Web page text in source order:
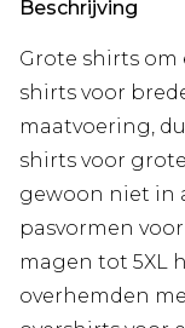
Beschrijving
Grote shirts om
shirts voor
maatvoering,
shirts voor
gewoon niet in
pasvormen
magen tot 5XL
overhemden